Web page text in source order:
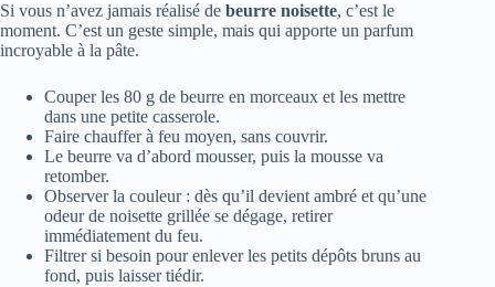
Si vous n’avez jamais réalisé de beurre noisette, c’est le
moment. C’est un geste simple, mais qui apporte un parfum
incroyable à la pâte.
Couper les 80 g de beurre en morceaux et les mettre
dans une petite casserole.
Faire chauffer à feu moyen, sans couvrir.
Le beurre va d’abord mousser, puis la mousse va
retomber.
Observer la couleur : dès qu’il devient ambré et qu’une
odeur de noisette grillée se dégage, retirer
immédiatement du feu.
Filtrer si besoin pour enlever les petits dépôts bruns au
fond, puis laisser tiédir.